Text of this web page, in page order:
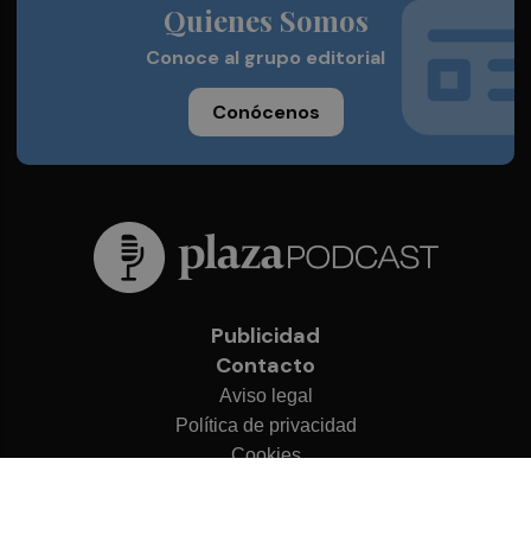
Quienes Somos
Conoce al grupo editorial
Conócenos
Publicidad
Contacto
Aviso legal
Política de privacidad
Cookies